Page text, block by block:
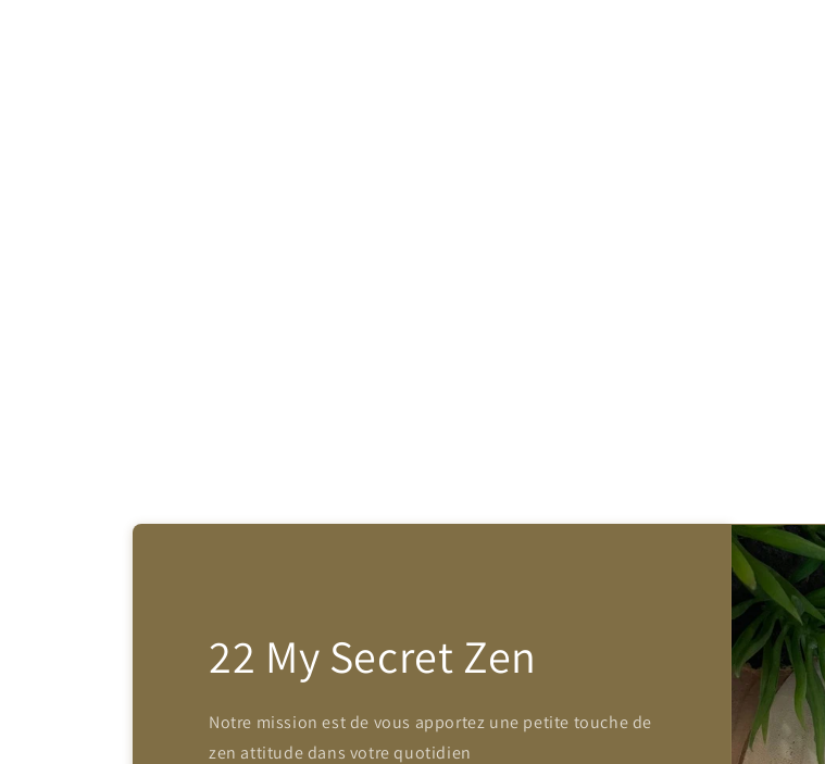
22 My Secret Zen
Notre mission est de vous apportez une petite touche de
zen attitude dans votre quotidien